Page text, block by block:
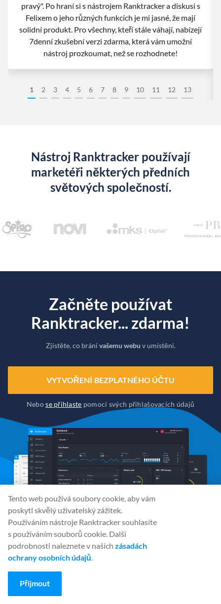
1 2 3 4 5 6 7 8 9 10 11 12 13
pravý". Po hraní si s nástrojem Ranktracker a diskusi s
Felixem o jeho různých funkcích je mi jasné, že mají
solidní produkt. Pro všechny, kteří stále váhají, nabízejí
7denní zkušební verzi zdarma, která vám umožní
nástroj prozkoumat, než se rozhodnete!
Nástroj Ranktracker používají
marketéři některých předních
světových společností.
Začněte používat
Ranktracker... zdarma!
Zjistěte, co bránívašemu webu v umístění.
VYTVOŘENÍ BEZPLATNÉHO ÚČTU
Nebose přihlaste pomocí svých přihlašovacích údajů
Sociální média
Tento web používá soubory cookie, aby vám
poskytl skvělý uživatelský zážitek.
Používáním nástroje Ranktracker souhlasíte
s používáním souborů cookie. Další
podrobnosti naleznete v našich zásadách
ochrany osobních údajů.
Přijmout